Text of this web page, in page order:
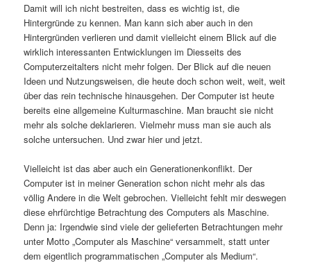
Damit will ich nicht bestreiten, dass es wichtig ist, die
Hintergründe zu kennen. Man kann sich aber auch in den
Hintergründen verlieren und damit vielleicht einem Blick auf die
wirklich interessanten Entwicklungen im Diesseits des
Computerzeitalters nicht mehr folgen. Der Blick auf die neuen
Ideen und Nutzungsweisen, die heute doch schon weit, weit, weit
über das rein technische hinausgehen. Der Computer ist heute
bereits eine allgemeine Kulturmaschine. Man braucht sie nicht
mehr als solche deklarieren. Vielmehr muss man sie auch als
solche untersuchen. Und zwar hier und jetzt.
Vielleicht ist das aber auch ein Generationenkonflikt. Der
Computer ist in meiner Generation schon nicht mehr als das
völlig Andere in die Welt gebrochen. Vielleicht fehlt mir deswegen
diese ehrfürchtige Betrachtung des Computers als Maschine.
Denn ja: Irgendwie sind viele der gelieferten Betrachtungen mehr
unter Motto „Computer als Maschine“ versammelt, statt unter
dem eigentlich programmatischen „Computer als Medium“.